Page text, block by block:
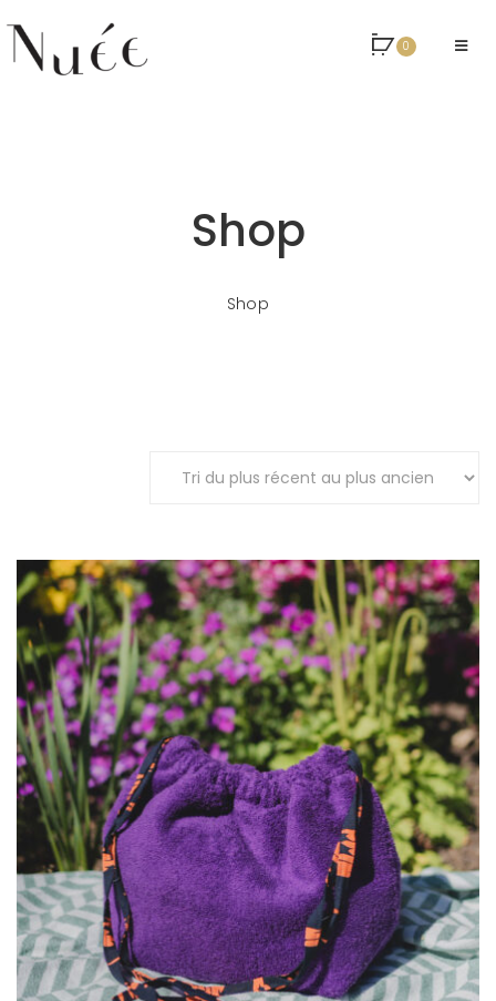
0
Shop
Shop